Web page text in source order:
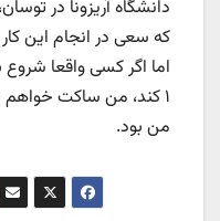
دانشگاه آریزونا در
که سعی در انجام این
اما اگر کسی واقعا شروع
۱ کند، من ساکت
من بود.